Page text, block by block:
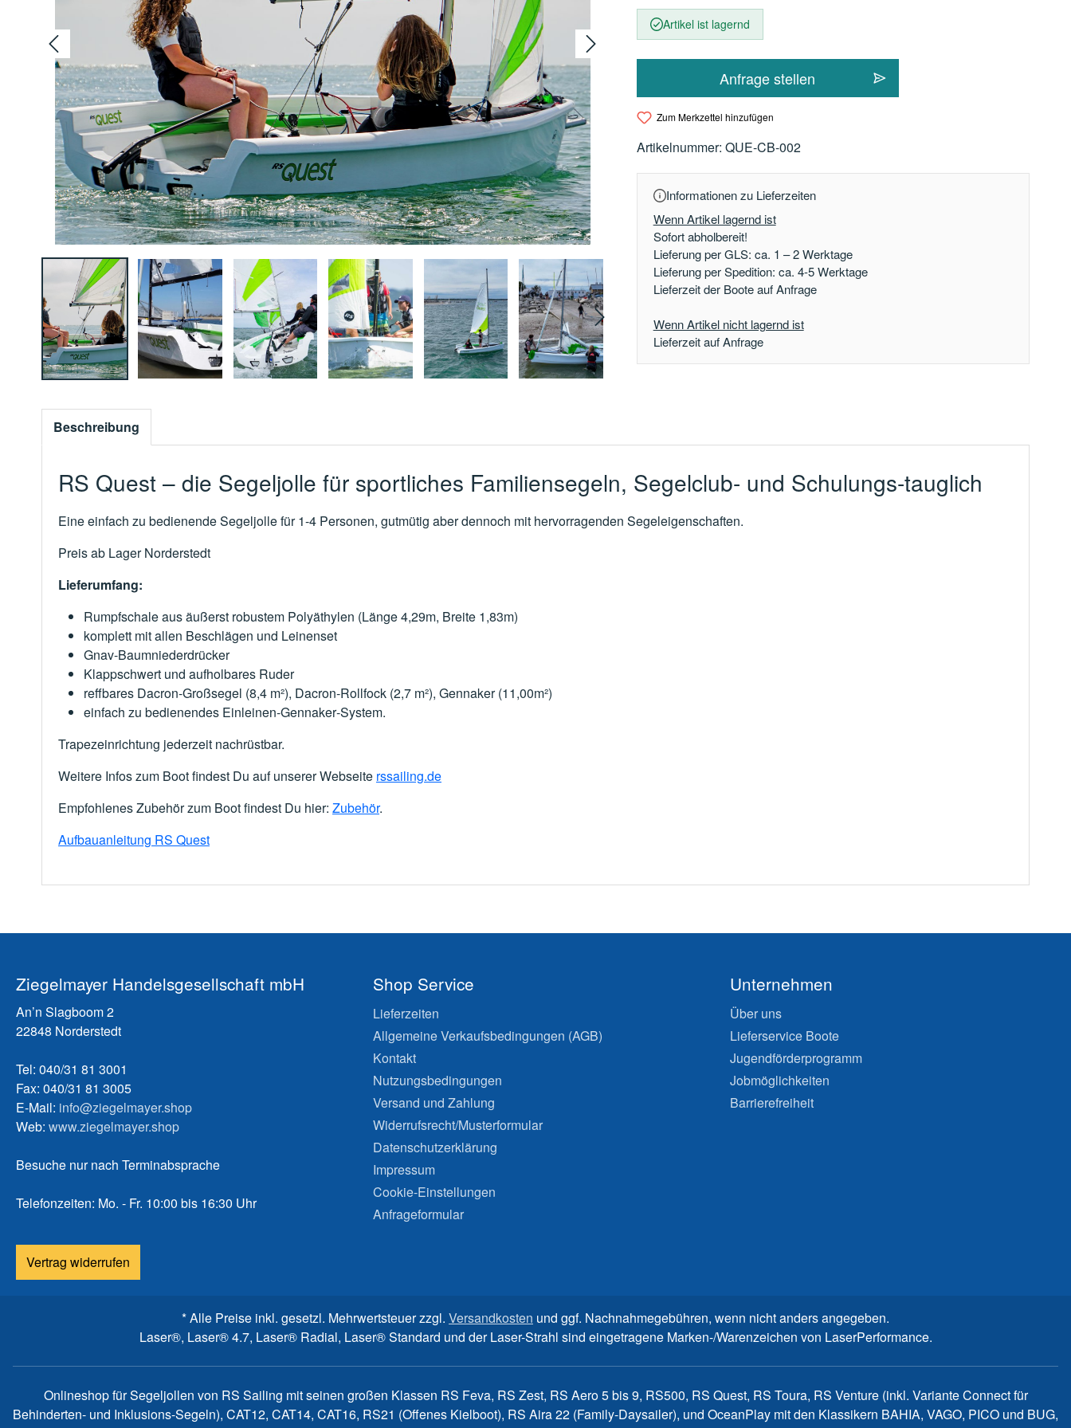
Artikel ist lagernd
Anfrage stellen
Zum Merkzettel hinzufügen
Artikelnummer: QUE-CB-002
Informationen zu Lieferzeiten
Wenn Artikel lagernd ist
Sofort abholbereit!
Lieferung per GLS: ca. 1 – 2 Werktage
Lieferung per Spedition: ca. 4-5 Werktage
Lieferzeit der Boote auf Anfrage
Wenn Artikel nicht lagernd ist
Lieferzeit auf Anfrage
Beschreibung
RS Quest – die Segeljolle für sportliches Familiensegeln, Segelclub- und Schulungs-tauglich
Eine einfach zu bedienende Segeljolle für 1-4 Personen, gutmütig aber dennoch mit hervorragenden Segeleigenschaften.
Preis ab Lager Norderstedt
Lieferumfang:
Rumpfschale aus äußerst robustem Polyäthylen (Länge 4,29m, Breite 1,83m)
komplett mit allen Beschlägen und Leinenset
Gnav-Baumniederdrücker
Klappschwert und aufholbares Ruder
reffbares Dacron‐Großsegel (8,4 m²), Dacron‐Rollfock (2,7 m²), Gennaker (11,00m²)
einfach zu bedienendes Einleinen‐Gennaker‐System.
Trapezeinrichtung jederzeit nachrüstbar.
Weitere Infos zum Boot findest Du auf unserer Webseite rssailing.de
Empfohlenes Zubehör zum Boot findest Du hier: Zubehör.
Aufbauanleitung RS Quest
Ziegelmayer Handelsgesellschaft mbH
An’n Slagboom 2
22848 Norderstedt
Tel: 040/31 81 3001
Fax: 040/31 81 3005
E-Mail: info@ziegelmayer.shop
Web: www.ziegelmayer.shop
Besuche nur nach Terminabsprache
Telefonzeiten: Mo. - Fr. 10:00 bis 16:30 Uhr
Vertrag widerrufen
Shop Service
Lieferzeiten
Allgemeine Verkaufsbedingungen (AGB)
Kontakt
Nutzungsbedingungen
Versand und Zahlung
Widerrufsrecht/Musterformular
Datenschutzerklärung
Impressum
Cookie-Einstellungen
Anfrageformular
Unternehmen
Über uns
Lieferservice Boote
Jugendförderprogramm
Jobmöglichkeiten
Barrierefreiheit
* Alle Preise inkl. gesetzl. Mehrwertsteuer zzgl. Versandkosten und ggf. Nachnahmegebühren, wenn nicht anders angegeben.
Laser®, Laser® 4.7, Laser® Radial, Laser® Standard und der Laser-Strahl sind eingetragene Marken-/Warenzeichen von LaserPerformance.
Onlineshop für Segeljollen von RS Sailing mit seinen großen Klassen RS Feva, RS Zest, RS Aero 5 bis 9, RS500, RS Quest, RS Toura, RS Venture (inkl. Variante Connect für
Behinderten- und Inklusions-Segeln), CAT12, CAT14, CAT16, RS21 (Offenes Kielboot), RS Aira 22 (Family-Daysailer), und OceanPlay mit den Klassikern BAHIA, VAGO, PICO und BUG,